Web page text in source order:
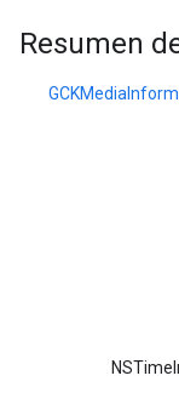
Resumen